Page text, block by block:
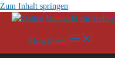
Zum Inhalt springen
Main Menu